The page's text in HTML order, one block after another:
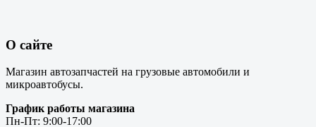
О сайте
Магазин автозапчастей на грузовые автомобили и
микроавтобусы.
График работы магазина
Пн-Пт: 9:00-17:00